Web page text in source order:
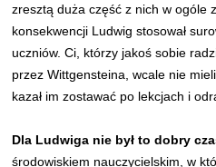
zresztą duża część z nich w ogóle
konsekwencji Ludwig stosował
uczniów. Ci, którzy jakoś sobie
przez Wittgensteina, wcale nie
kazał im zostawać po lekcjach i
Dla Ludwiga nie był to dobry
środowiskiem nauczycielskim, w